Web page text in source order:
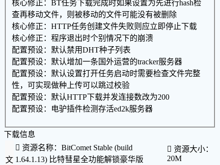
核心修正：BT任务下载完成时如果设置为先进行hash检
查再移动文件，则被移动的文件可能没有被删除
核心修正：HTTP任务创建文件失败则应立即停止下载
核心修正：程序退出时个别情况下的崩溃
配置预设：默认禁用DHT种子列表
配置预设：默认增加一条国外运营的tracker服务器
配置预设：默认设置打开任务启动时需要检查文件完整
性，可实现做种上传可以跳过校验
配置预设：默认HTTP下载并发连接数改为200
配置预设：电驴插件检测存活ed2k服务器
下载信息
文
 资源名称：BitComet Stable (build
1.64.1.13) 比特彗星全功能解锁豪华版
 资源大小：
20M